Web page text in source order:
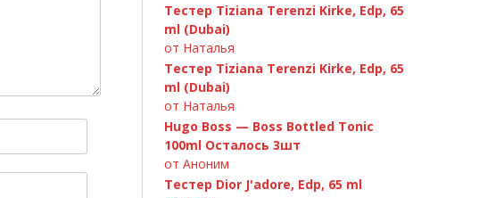
Paco Rabanne Invictus 100ml
A.Banderas «Blue Seduction» 100ml
Versace «Bright Crystal» 90ml
GIORGIO ARMANI — Si 100ml
Тестер Tiziana Terenzi Kirke, Edp, 65
ml (Dubai)
от Наталья
Тестер Tiziana Terenzi Kirke, Edp, 65
ml (Dubai)
от Наталья
Hugo Boss — Boss Bottled Tonic
100ml Осталось 3шт
от Аноним
Тестер Dior J'adore, Edp, 65 ml